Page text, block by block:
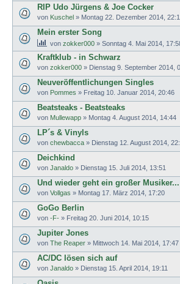
RIP Udo Jürgens & Joe Cocker
von Kuschel » Montag 22. Dezember 2014,
Mein erster Song
von zokker000 » Sonntag 4. Mai 2014,
Kraftklub - in Schwarz
von zokker000 » Dienstag 9. September 2014,
Neuveröffentlichungen Singles
von Pommes » Freitag 10. Januar 2014, 20:46
Beatsteaks - Beatsteaks
von Mullewapp » Montag 4. August 2014, 14:44
LP´s & Vinyls
von chewbacca » Dienstag 12. August 2014,
Deichkind
von Janaldo » Dienstag 15. Juli 2014, 13:51
Und wieder geht ein großer Musiker...
von Vollgas » Montag 17. März 2014, 17:20
GoGo Berlin
von -F- » Freitag 20. Juni 2014, 10:15
Jupiter Jones
von The Reaper » Mittwoch 14. Mai 2014, 17:47
AC/DC lösen sich auf
von Janaldo » Dienstag 15. April 2014, 19:11